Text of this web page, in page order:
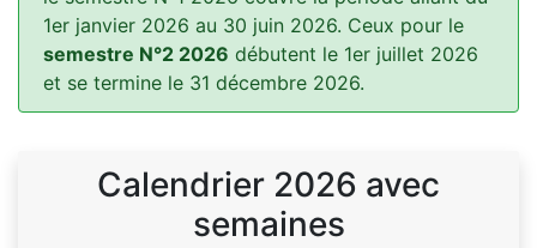
1er janvier 2026 au 30 juin 2026. Ceux pour le
semestre N°2 2026 débutent le 1er juillet 2026
et se termine le 31 décembre 2026.
Calendrier 2026 avec
semaines